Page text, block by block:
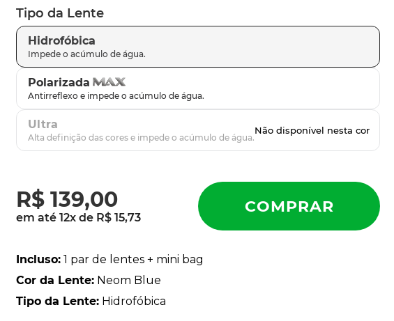
Tipo da Lente
Hidrofóbica
Polarizada
Ultra
R$ 139,00
em até12x de R$ 15,73
Incluso: 1 par de lentes + mini bag
Cor da Lente: Neom Blue
Tipo da Lente: Hidrofóbica